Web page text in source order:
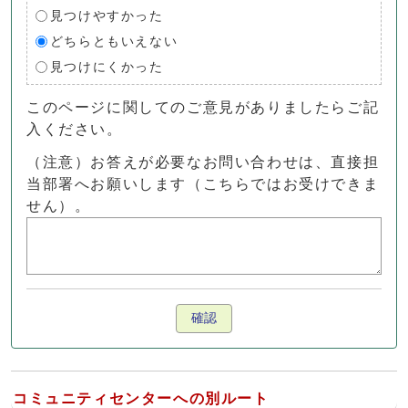
見つけやすかった
どちらともいえない
見つけにくかった
このページに関してのご意見がありましたらご記
入ください。
（注意）お答えが必要なお問い合わせは、直接担
当部署へお願いします（こちらではお受けできま
せん）。
確認
コミュニティセンターへの別ルート